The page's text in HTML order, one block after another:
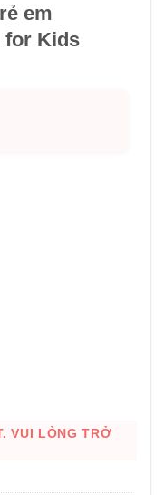
em
for Kids
VUI LÒNG TRỞ